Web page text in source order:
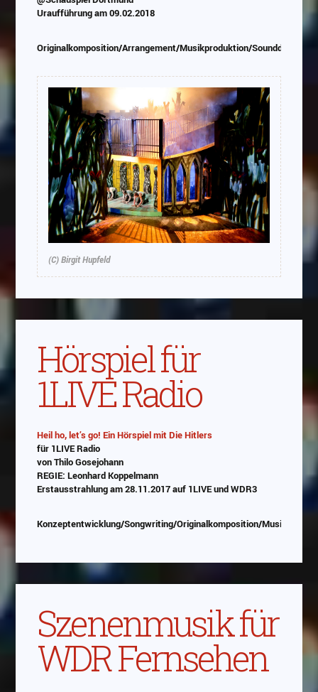
abespielt. Es gilt dieDatenschutzerklärung von
Uraufführung am 09.02.2018
Originalkomposition/Arrangement/Musikproduktion/Sounddesign/
(C) Birgit Hupfeld
Hörspiel für
1LIVE Radio
Heil ho, let’s go! Ein Hörspiel mit Die Hitlers
für 1LIVE Radio
von Thilo Gosejohann
REGIE: Leonhard Koppelmann
Erstausstrahlung am 28.11.2017 auf 1LIVE und WDR3
Konzeptentwicklung/Songwriting/Originalkomposition/
Szenenmusik für
WDR Fernsehen